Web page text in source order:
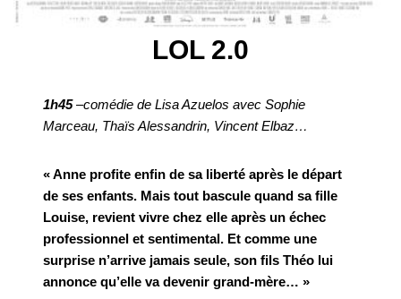
LOL 2.0
1h45–comédie de Lisa Azuelos avec Sophie
Marceau, Thaïs Alessandrin, Vincent Elbaz…
« Anne profite enfin de sa liberté après le départ
de ses enfants. Mais tout bascule quand sa fille
Louise, revient vivre chez elle après un échec
professionnel et sentimental. Et comme une
surprise n’arrive jamais seule, son fils Théo lui
annonce qu’elle va devenir grand-mère… »